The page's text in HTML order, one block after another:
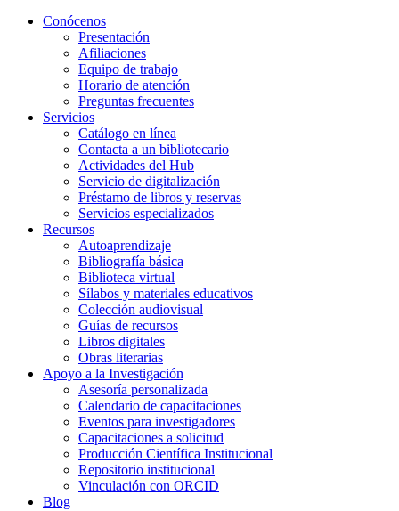
Conócenos
Presentación
Afiliaciones
Equipo de trabajo
Horario de atención
Preguntas frecuentes
Servicios
Catálogo en línea
Contacta a un bibliotecario
Actividades del Hub
Servicio de digitalización
Préstamo de libros y reservas
Servicios especializados
Recursos
Autoaprendizaje
Bibliografía básica
Biblioteca virtual
Sílabos y materiales educativos
Colección audiovisual
Guías de recursos
Libros digitales
Obras literarias
Apoyo a la Investigación
Asesoría personalizada
Calendario de capacitaciones
Eventos para investigadores
Capacitaciones a solicitud
Producción Científica Institucional
Repositorio institucional
Vinculación con ORCID
Blog